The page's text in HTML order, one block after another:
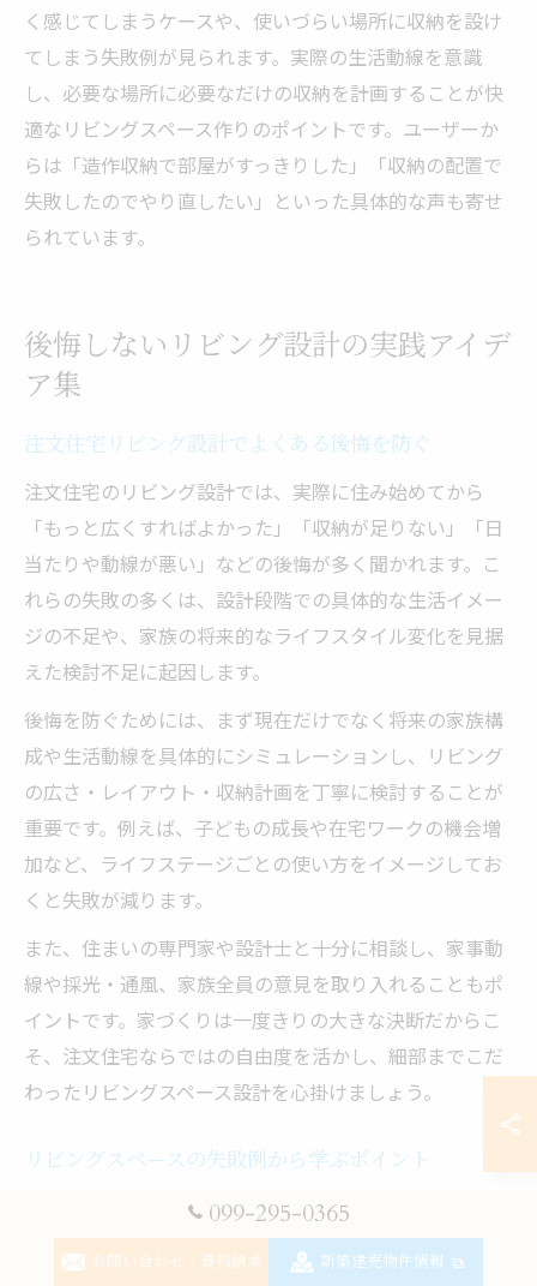
く感じてしまうケースや、使いづらい場所に収納を設け
てしまう失敗例が見られます。実際の生活動線を意識
し、必要な場所に必要なだけの収納を計画することが快
適なリビングスペース作りのポイントです。ユーザーか
らは「造作収納で部屋がすっきりした」「収納の配置で
失敗したのでやり直したい」といった具体的な声も寄せ
られています。
後悔しないリビング設計の実践アイデ
ア集
注文住宅リビング設計でよくある後悔を防ぐ
注文住宅のリビング設計では、実際に住み始めてから
「もっと広くすればよかった」「収納が足りない」「日
当たりや動線が悪い」などの後悔が多く聞かれます。こ
れらの失敗の多くは、設計段階での具体的な生活イメー
ジの不足や、家族の将来的なライフスタイル変化を見据
えた検討不足に起因します。
後悔を防ぐためには、まず現在だけでなく将来の家族構
成や生活動線を具体的にシミュレーションし、リビング
の広さ・レイアウト・収納計画を丁寧に検討することが
重要です。例えば、子どもの成長や在宅ワークの機会増
加など、ライフステージごとの使い方をイメージしてお
くと失敗が減ります。
また、住まいの専門家や設計士と十分に相談し、家事動
線や採光・通風、家族全員の意見を取り入れることもポ
イントです。家づくりは一度きりの大きな決断だからこ
そ、注文住宅ならではの自由度を活かし、細部までこだ
わったリビングスペース設計を心掛けましょう。
リビングスペースの失敗例から学ぶポイント
注文住宅のリビングスペースでよくある失敗例には、
「窓の位置が悪く日当たりが不足」「テレビや家具の配
置が想定外で動線が悪化」「収納が足りず物が散らか
099-295-0365
お問い合わせ・資料請求 新築建売物件情報